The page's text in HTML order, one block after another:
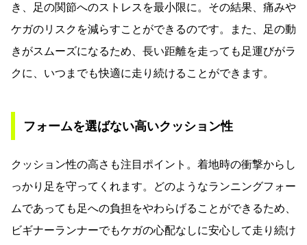
き、足の関節へのストレスを最小限に。その結果、痛みや
ケガのリスクを減らすことができるのです。また、足の動
きがスムーズになるため、長い距離を走っても足運びがラ
クに、いつまでも快適に走り続けることができます。
フォームを選ばない高いクッション性
クッション性の高さも注目ポイント。着地時の衝撃からし
っかり足を守ってくれます。どのようなランニングフォー
ムであっても足への負担をやわらげることができるため、
ビギナーランナーでもケガの心配なしに安心して走り続け